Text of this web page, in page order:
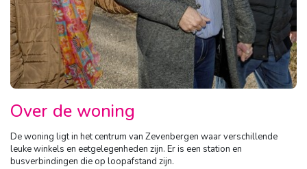
Over de woning
De woning ligt in het centrum van Zevenbergen waar verschillende
leuke winkels en eetgelegenheden zijn. Er is een station en
busverbindingen die op loopafstand zijn.